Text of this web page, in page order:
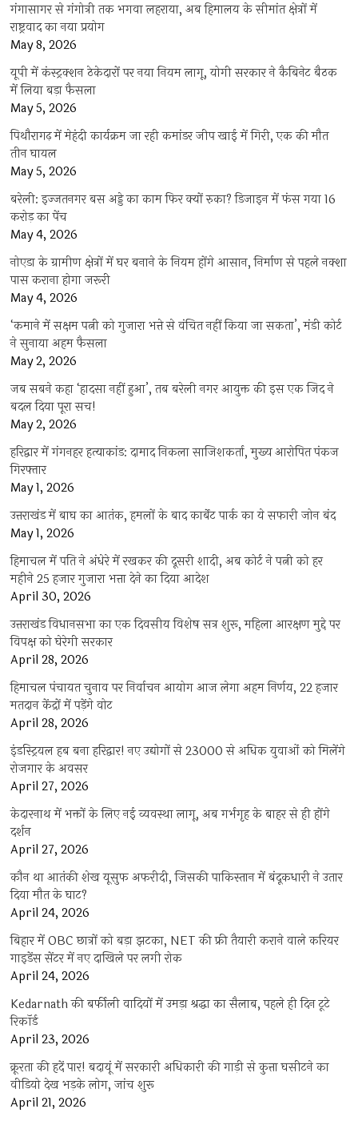
गंगासागर से गंगोत्री तक भगवा लहराया, अब हिमालय के सीमांत क्षेत्रों में
राष्ट्रवाद का नया प्रयोग
May 8, 2026
यूपी में कंस्ट्रक्शन ठेकेदारों पर नया नियम लागू, योगी सरकार ने कैबिनेट बैठक
में लिया बड़ा फैसला
May 5, 2026
पिथौरागढ़ में मेहंदी कार्यक्रम जा रही कमांडर जीप खाई में गिरी, एक की मौत
तीन घायल
May 5, 2026
बरेली: इज्जतनगर बस अड्डे का काम फिर क्यों रुका? डिजाइन में फंस गया 16
करोड़ का पेंच
May 4, 2026
नोएडा के ग्रामीण क्षेत्रों में घर बनाने के नियम होंगे आसान, निर्माण से पहले नक्शा
पास कराना होगा जरूरी
May 4, 2026
‘कमाने में सक्षम पत्नी को गुजारा भत्ते से वंचित नहीं किया जा सकता’, मंडी कोर्ट
ने सुनाया अहम फैसला
May 2, 2026
जब सबने कहा ‘हादसा नहीं हुआ’, तब बरेली नगर आयुक्त की इस एक जिद ने
बदल दिया पूरा सच!
May 2, 2026
हरिद्वार में गंगनहर हत्याकांड: दामाद निकला साजिशकर्ता, मुख्य आरोपित पंकज
गिरफ्तार
May 1, 2026
उत्तराखंड में बाघ का आतंक, हमलों के बाद कार्बेट पार्क का ये सफारी जोन बंद
May 1, 2026
हिमाचल में पति ने अंधेरे में रखकर की दूसरी शादी, अब कोर्ट ने पत्नी को हर
महीने 25 हजार गुजारा भत्ता देने का दिया आदेश
April 30, 2026
उत्तराखंड विधानसभा का एक दिवसीय विशेष सत्र शुरू, महिला आरक्षण मुद्दे पर
विपक्ष को घेरेगी सरकार
April 28, 2026
हिमाचल पंचायत चुनाव पर निर्वाचन आयोग आज लेगा अहम निर्णय, 22 हजार
मतदान केंद्रों में पड़ेंगे वोट
April 28, 2026
इंडस्ट्रियल हब बना हरिद्वार! नए उद्योगों से 23000 से अधिक युवाओं को मिलेंगे
रोजगार के अवसर
April 27, 2026
केदारनाथ में भक्तों के लिए नई व्यवस्था लागू, अब गर्भगृह के बाहर से ही होंगे
दर्शन
April 27, 2026
कौन था आतंकी शेख यूसुफ अफरीदी, जिसकी पाकिस्तान में बंदूकधारी ने उतार
दिया मौत के घाट?
April 24, 2026
बिहार में OBC छात्रों को बड़ा झटका, NET की फ्री तैयारी कराने वाले करियर
गाइडेंस सेंटर में नए दाखिले पर लगी रोक
April 24, 2026
Kedarnath की बर्फीली वादियों में उमड़ा श्रद्धा का सैलाब, पहले ही दिन टूटे
रिकॉर्ड
April 23, 2026
क्रूरता की हदें पार! बदायूं में सरकारी अधिकारी की गाड़ी से कुत्ता घसीटने का
वीडियो देख भड़के लोग, जांच शुरू
April 21, 2026